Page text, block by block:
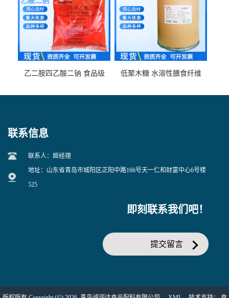
乙二胺四乙酸二钠 食品级
低聚木糖 水溶性膳食纤维
联系信息
联系人：姬经理
地址：山东省青岛市城阳区正阳中路166号天一仁和财富中心6号楼
525
即刻联系我们吧！
提交留言